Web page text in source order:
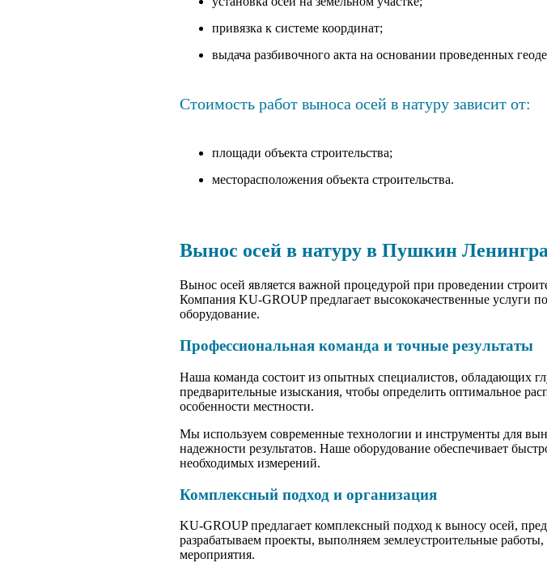
привязка к системе координат;
выдача разбивочного акта на основании проведенных
Стоимость работ выноса осей в натуру зависит от:
площади объекта строительства;
месторасположения объекта строительства.
Вынос осей в натуру в Пушкин
Вынос осей является важной процедурой при проведении
Компания KU-GROUP предлагает высококачественные услуги
оборудование.
Профессиональная команда и точные результаты
Наша команда состоит из опытных специалистов, обладающих
предварительные изыскания, чтобы определить оптимальное
особенности местности.
Мы используем современные технологии и инструменты для
надежности результатов. Наше оборудование обеспечивает
необходимых измерений.
Комплексный подход и организация
KU-GROUP предлагает комплексный подход к выносу осей,
разрабатываем проекты, выполняем землеустроительные
мероприятия.